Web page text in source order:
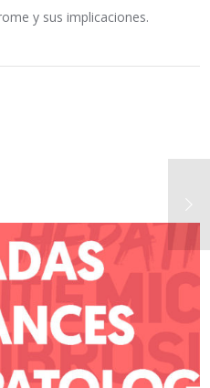
y sus implicaciones.